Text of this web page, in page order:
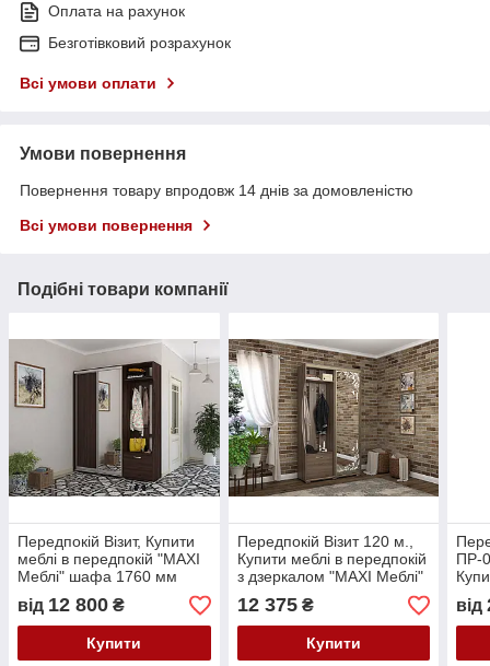
Оплата на рахунок
Безготівковий розрахунок
Всі умови оплати
Умови повернення
Повернення товару впродовж 14 днів за домовленістю
Всі умови повернення
Подібні товари компанії
Передпокій Візит, Купити
меблі в передпокій "MAXI
Меблі" шафа 1760 мм
від 12 800 ₴
Купити
Передпокій Візит 120 м.,
Купити меблі в передпокій
з дзеркалом "MAXI Меблі"
12 375₴
Купити
ПР-
з
від